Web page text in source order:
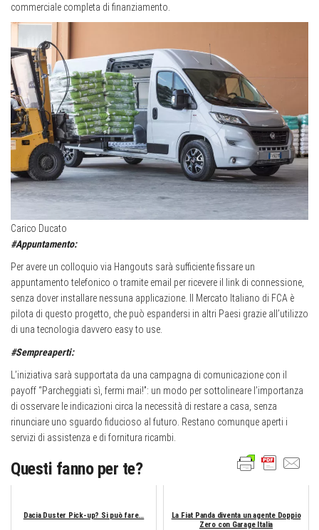
commerciale completa di finanziamento.
Carico Ducato
#Appuntamento:
Per avere un colloquio via Hangouts sarà sufficiente fissare un
appuntamento telefonico o tramite email per ricevere il link di connessione,
senza dover installare nessuna applicazione. Il Mercato Italiano di FCA è
pilota di questo progetto, che può espandersi in altri Paesi grazie all’utilizzo
di una tecnologia davvero easy to use.
#Sempreaperti:
L’iniziativa sarà supportata da una campagna di comunicazione con il
payoff “Parcheggiati sì, fermi mai!”: un modo per sottolineare l’importanza
di osservare le indicazioni circa la necessità di restare a casa, senza
rinunciare uno sguardo fiducioso al futuro. Restano comunque aperti i
servizi di assistenza e di fornitura ricambi.
Questi fanno per te?
Dacia Duster Pick-up? Si può fare…
La Fiat Panda diventa un agente Doppio
Zero con Garage Italia